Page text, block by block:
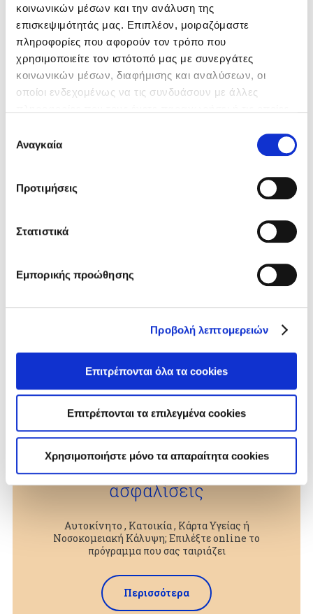
κοινωνικών μέσων και την ανάλυση της
επισκεψιμότητάς μας. Επιπλέον, μοιραζόμαστε
πληροφορίες που αφορούν τον τρόπο που
χρησιμοποιείτε τον ιστότοπό μας με συνεργάτες
κοινωνικών μέσων, διαφήμισης και αναλύσεων, οι
οποίοι ενδεχομένως να τις συνδυάσουν με άλλες
των υπηρεσιών τους.
«Πληροφορίες για Cookies
συγκατάθεσης
Αναγκαία
Προτιμήσεις
Στατιστικά
Εμπορικής προώθησης
Προβολή λεπτομερειών
Επιτρέπονται όλα τα cookies
Επιτρέπονται τα επιλεγμένα cookies
Χρησιμοποιήστε μόνο τα απαραίτητα cookies
Η επιχείρησή σας έχει ξεχωριστές ανάγκες.
Γιατί να έχετε την ίδια ασφάλεια με όλους;
Online
ασφαλίσεις
Αυτοκίνητο , Κατοικία , Κάρτα Υγείας ή
Νοσοκομειακή Κάλυψη; Επιλέξτε online το
πρόγραμμα που σας ταιριάζει
Περισσότερα